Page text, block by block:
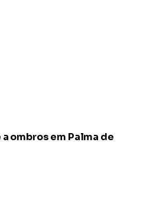
ombros em Palma de